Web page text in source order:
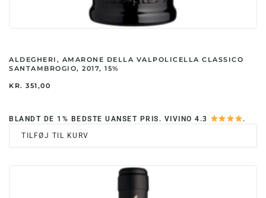
ALDEGHERI, AMARONE DELLA VALPOLICELLA CLASSICO
SANTAMBROGIO, 2017, 15%
KR. 351,00
BLANDT DE 1% BEDSTE UANSET PRIS. VIVINO 4.3
.
TILFØJ TIL KURV